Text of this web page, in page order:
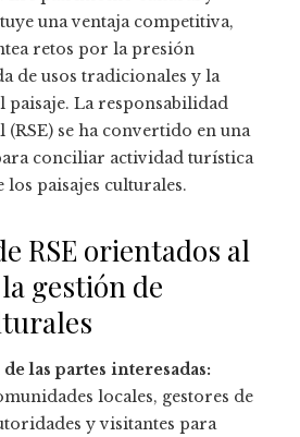
una ventaja competitiva,
retos por la presión
de usos tradicionales y la
paisaje. La responsabilidad
se ha convertido en una
conciliar actividad turística
paisajes culturales.
RSE orientados al
gestión de
las partes interesadas:
locales, gestores de
y visitantes para